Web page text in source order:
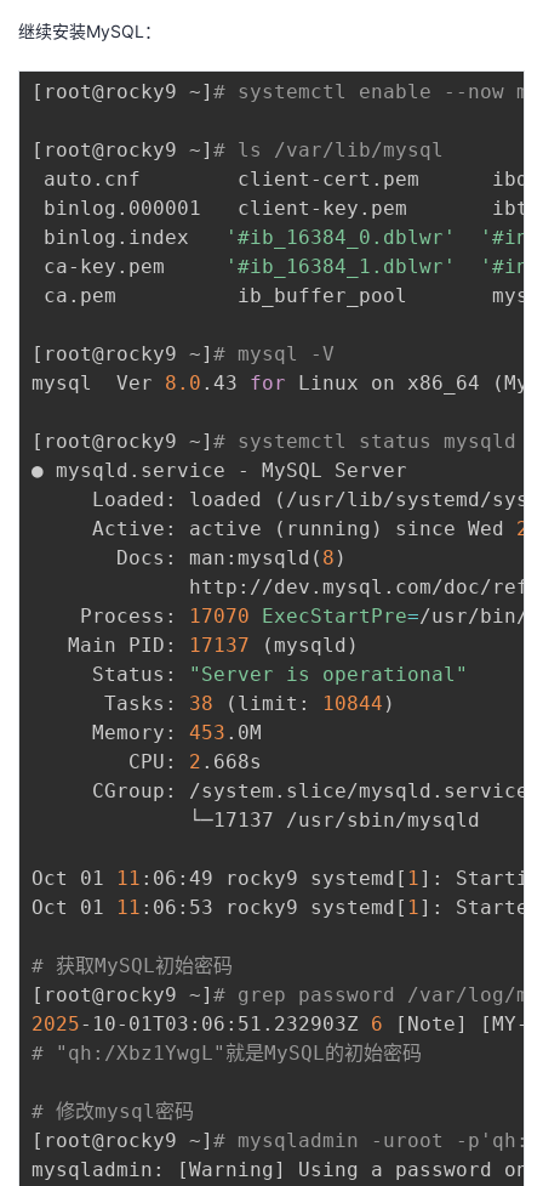
继续安装MySQL：
[ root@rocky9 ~] # systemctl enable --now
[ root@rocky9 ~] # ls /var/lib/mysql
auto.cnf        client-cert.pem
binlog.000001   client-key.pem
binlog.index
'#ib_16384_0.dblwr'
ca-key.pem
'#ib_16384_1.dblwr'
ca.pem          ib_buffer_pool
[ root@rocky9 ~] # mysql -V
mysql  Ver 8.0 .43 for Linux on x86_64 (
[ root@rocky9 ~] # systemctl status mysqld
● mysqld.service - MySQL Server
     Loaded: loaded
( /usr/lib/systemd/
     Active: active
( running ) since Wed
       Docs: man:mysqld
( 8 )
http://dev.mysql.com/doc/
    Process:
17070 ExecStartPre=/usr/bin/
   Main PID:
17137 ( mysqld )
     Status:
"Server is operational"
      Tasks:
38 ( limit: 10844 )
     Memory:
453 .0M
        CPU:
2 .668s
     CGroup: /system.slice/mysqld.service
             └─17137 /usr/sbin/mysqld
Oct 01 11 :06:49 rocky9 systemd [ 1] : Starting
Oct 01
11 :06:53 rocky9 systemd [ 1] : Started
# 获取MySQL初始密码
[ root@rocky9 ~] # grep password /var/log/
2025-10-01T03:06:51.232903Z 6 [ Note] [ MY-
# "qh:/Xbz1YwgL"就是MySQL的初始密码
# 修改mysql密码
[ root@rocky9 ~] # mysqladmin -uroot -p'qh:/
mysqladmin:
[Warning ]
Using a password